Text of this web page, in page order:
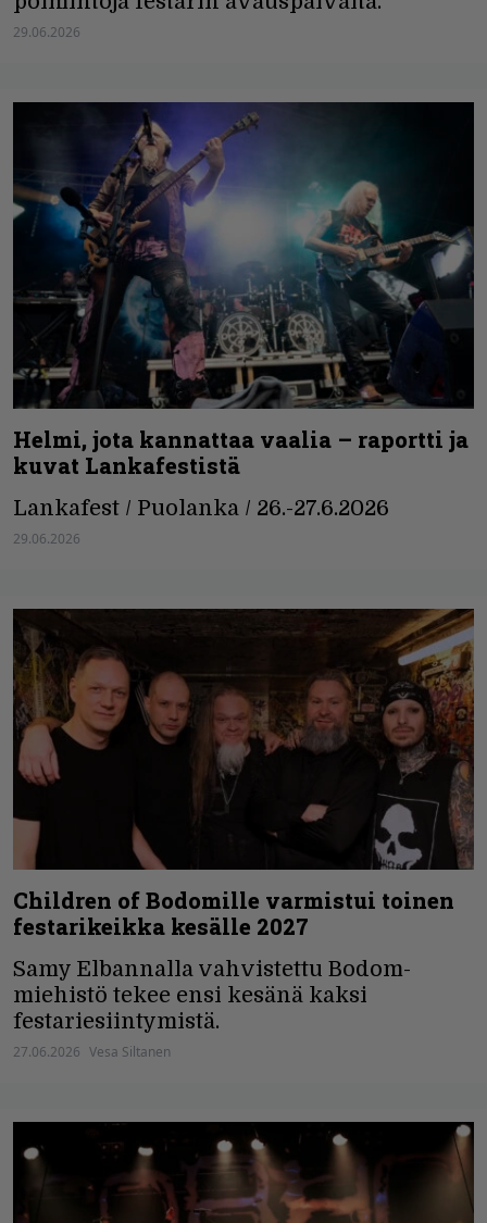
29.06.2026
Helmi, jota kannattaa vaalia – raportti ja
kuvat Lankafestistä
Lankafest / Puolanka / 26.-27.6.2026
29.06.2026
Children of Bodomille varmistui toinen
festarikeikka kesälle 2027
Samy Elbannalla vahvistettu Bodom-
miehistö tekee ensi kesänä kaksi
festariesiintymistä.
27.06.2026 Vesa Siltanen